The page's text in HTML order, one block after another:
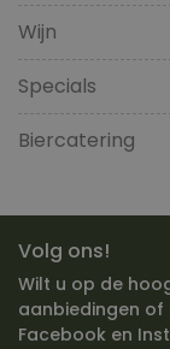
Wijn
Specials
Biercatering
Volg ons!
Wilt u op de
aanbiedingen of
Facebook en